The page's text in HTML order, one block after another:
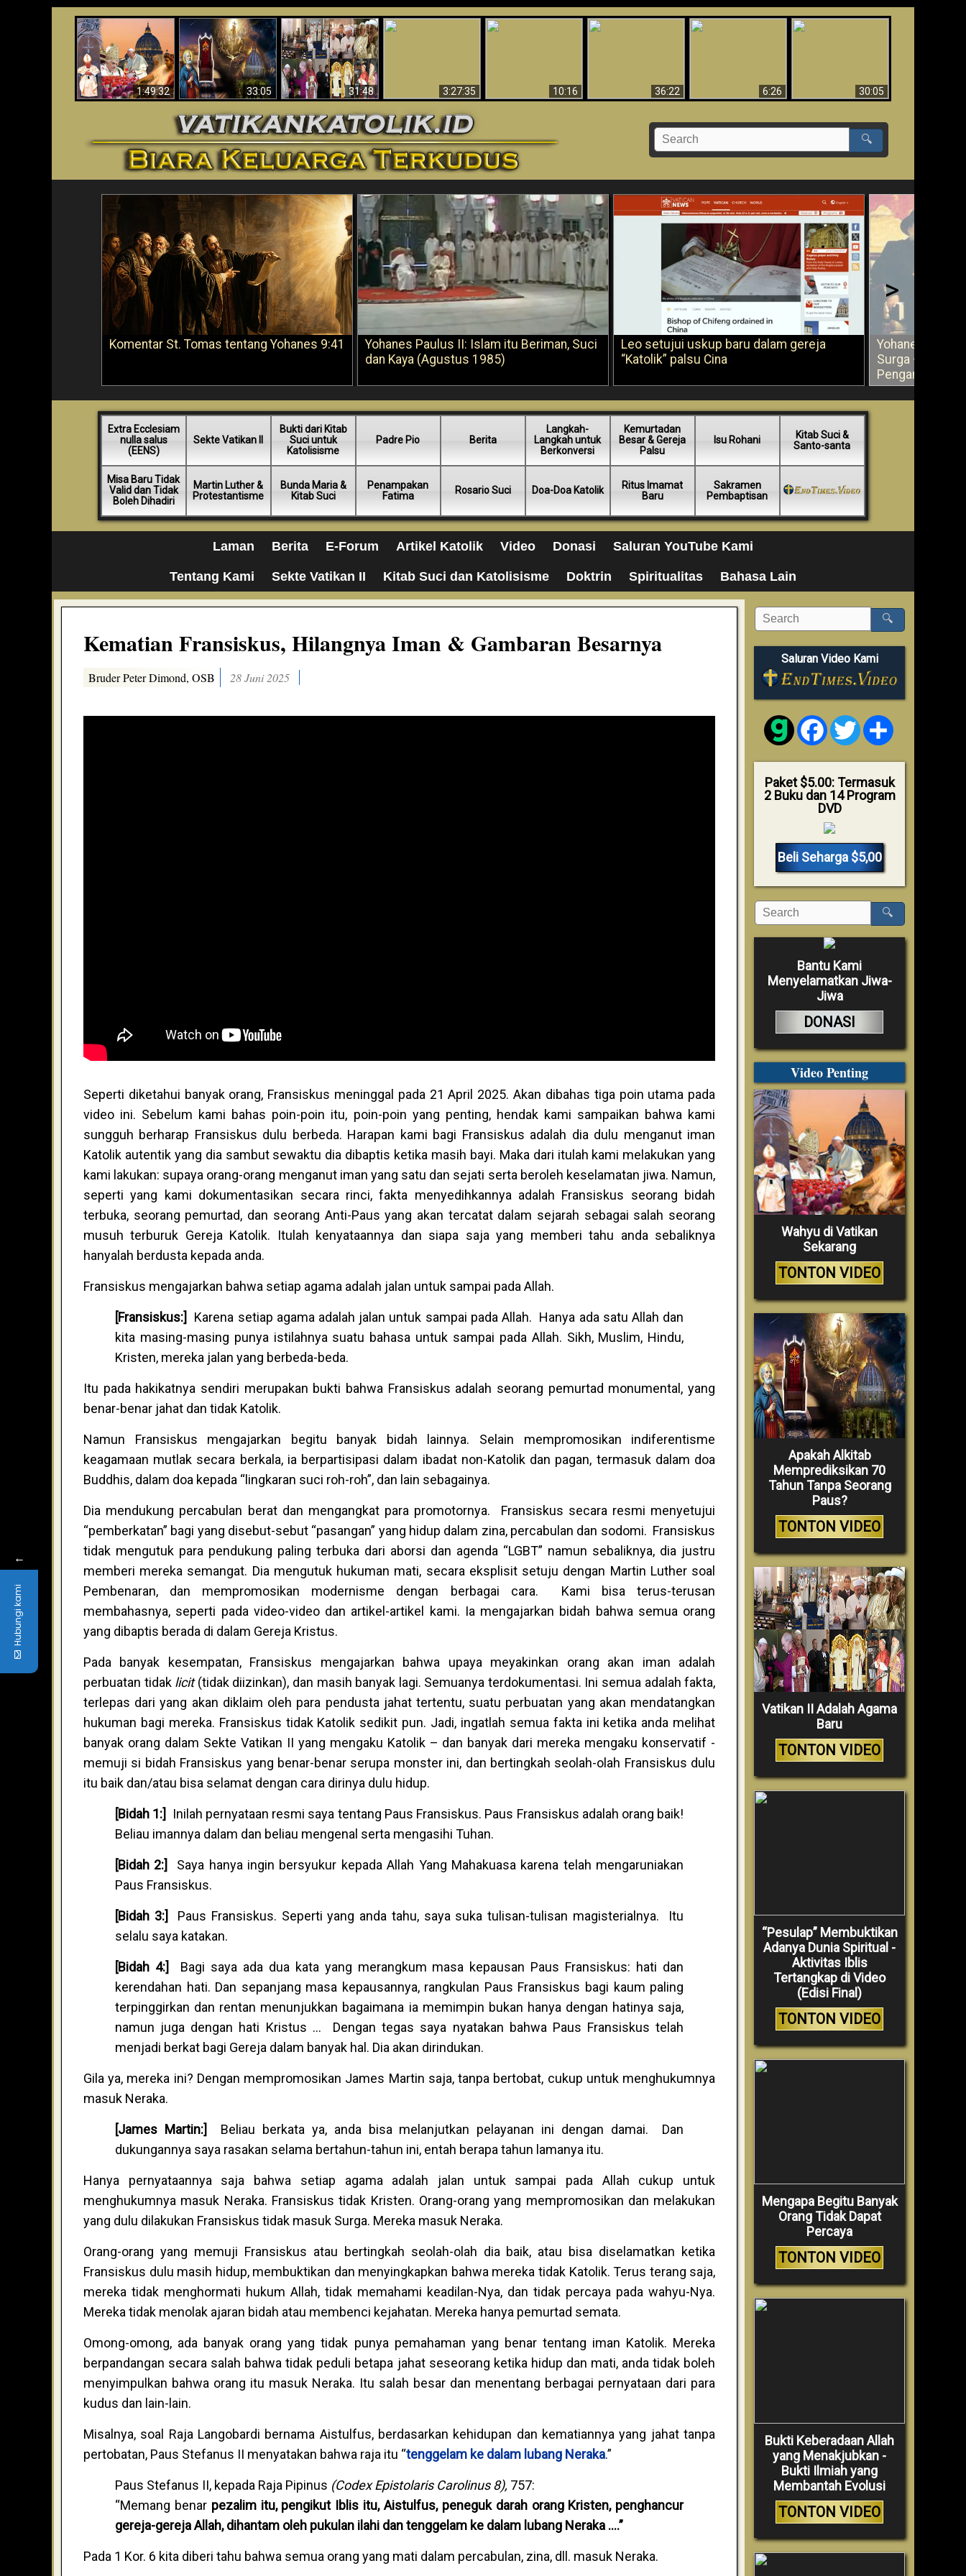
1:49:32
Wahyu di Vatikan
Sekarang
33:05
Apakah Alkitab
Memprediksikan 70
Tahun Tanpa
Seorang Paus?
31:48
Vatikan II Adalah
Agama Baru
3:27:35
Video (Edisi Final)
10:16
36:22
6:26
30:05
🔍
Komentar St. Tomas tentang Yohanes 9:41
Yohanes Paulus II: Islam itu Beriman, Suci
dan Kaya (Agustus 1985)
Leo setujui uskup baru dalam gereja
“Katolik” palsu Cina
Yohanes
Surga –
Pengampunan
>
Extra Ecclesiam
nulla salus
(EENS)
Sekte Vatikan II
Bukti dari Kitab
Suci untuk
Katolisisme
Padre Pio Berita
Langkah-
Langkah untuk
Berkonversi
Kemurtadan
Besar & Gereja
Palsu
Isu Rohani
Kitab Suci &
Santo-santa
Misa Baru Tidak
Valid dan Tidak
Boleh Dihadiri
Martin Luther &
Protestantisme
Bunda Maria &
Kitab Suci
Penampakan
Fatima
Rosario Suci Doa-Doa Katolik
Ritus Imamat
Baru
Sakramen
Pembaptisan
Laman Berita E-Forum Artikel Katolik Video Donasi Saluran YouTube Kami
Tentang Kami Sekte Vatikan II Kitab Suci dan Katolisisme Doktrin Spiritualitas Bahasa Lain
Kematian Fransiskus, Hilangnya Iman & Gambaran Besarnya
Bruder Peter Dimond, OSB 28 Juni 2025
Seperti diketahui banyak orang, Fransiskus meninggal pada 21 April 2025. Akan dibahas tiga poin utama pada
video ini. Sebelum kami bahas poin-poin itu, poin-poin yang penting, hendak kami sampaikan bahwa kami
sungguh berharap Fransiskus dulu berbeda. Harapan kami bagi Fransiskus adalah dia dulu menganut iman
Katolik autentik yang dia sambut sewaktu dia dibaptis ketika masih bayi. Maka dari itulah kami melakukan yang
kami lakukan: supaya orang-orang menganut iman yang satu dan sejati serta beroleh keselamatan jiwa. Namun,
seperti yang kami dokumentasikan secara rinci, fakta menyedihkannya adalah Fransiskus seorang bidah
terbuka, seorang pemurtad, dan seorang Anti-Paus yang akan tercatat dalam sejarah sebagai salah seorang
musuh terburuk Gereja Katolik. Itulah kenyataannya dan siapa saja yang memberi tahu anda sebaliknya
hanyalah berdusta kepada anda.
Fransiskus mengajarkan bahwa setiap agama adalah jalan untuk sampai pada Allah.
[Fransiskus:] Karena setiap agama adalah jalan untuk sampai pada Allah. Hanya ada satu Allah dan
kita masing-masing punya istilahnya suatu bahasa untuk sampai pada Allah. Sikh, Muslim, Hindu,
Kristen, mereka jalan yang berbeda-beda.
Itu pada hakikatnya sendiri merupakan bukti bahwa Fransiskus adalah seorang pemurtad monumental, yang
benar-benar jahat dan tidak Katolik.
Namun Fransiskus mengajarkan begitu banyak bidah lainnya. Selain mempromosikan indiferentisme
keagamaan mutlak secara berkala, ia berpartisipasi dalam ibadat non-Katolik dan pagan, termasuk dalam doa
Buddhis, dalam doa kepada “lingkaran suci roh-roh”, dan lain sebagainya.
Dia mendukung percabulan berat dan mengangkat para promotornya. Fransiskus secara resmi menyetujui
“pemberkatan” bagi yang disebut-sebut “pasangan” yang hidup dalam zina, percabulan dan sodomi. Fransiskus
tidak mengutuk para pendukung paling terbuka dari aborsi dan agenda “LGBT” namun sebaliknya, dia justru
memberi mereka semangat. Dia mengutuk hukuman mati, secara eksplisit setuju dengan Martin Luther soal
Pembenaran, dan mempromosikan modernisme dengan berbagai cara. Kami bisa terus-terusan
membahasnya, seperti pada video-video dan artikel-artikel kami. Ia mengajarkan bidah bahwa semua orang
yang dibaptis berada di dalam Gereja Kristus.
Pada banyak kesempatan, Fransiskus mengajarkan bahwa upaya meyakinkan orang akan iman adalah
perbuatan tidak licit(tidak diizinkan), dan masih banyak lagi. Semuanya terdokumentasi. Ini semua adalah fakta,
terlepas dari yang akan diklaim oleh para pendusta jahat tertentu, suatu perbuatan yang akan mendatangkan
hukuman bagi mereka. Fransiskus tidak Katolik sedikit pun. Jadi, ingatlah semua fakta ini ketika anda melihat
banyak orang dalam Sekte Vatikan II yang mengaku Katolik – dan banyak dari mereka mengaku konservatif -
memuji si bidah Fransiskus yang benar-benar serupa monster ini, dan bertingkah seolah-olah Fransiskus dulu
itu baik dan/atau bisa selamat dengan cara dirinya dulu hidup.
[Bidah 1:]
Inilah pernyataan resmi saya tentang Paus Fransiskus. Paus Fransiskus adalah orang baik!
Beliau imannya dalam dan beliau mengenal serta mengasihi Tuhan.
[Bidah 2:]
Saya hanya ingin bersyukur kepada Allah Yang Mahakuasa karena telah mengaruniakan
Paus Fransiskus.
[Bidah 3:]
Paus Fransiskus. Seperti yang anda tahu, saya suka tulisan-tulisan magisterialnya. Itu
selalu saya katakan.
[Bidah 4:]
Bagi saya ada dua kata yang merangkum masa kepausan Paus Fransiskus: hati dan
kerendahan hati. Dan sepanjang masa kepausannya, rangkulan Paus Fransiskus bagi kaum paling
terpinggirkan dan rentan menunjukkan bagaimana ia memimpin bukan hanya dengan hatinya saja,
namun juga dengan hati Kristus ... Dengan tegas saya nyatakan bahwa Paus Fransiskus telah
menjadi berkat bagi Gereja dalam banyak hal. Dia akan dirindukan.
Gila ya, mereka ini? Dengan mempromosikan James Martin saja, tanpa bertobat, cukup untuk menghukumnya
masuk Neraka.
[James Martin:]
Beliau berkata ya, anda bisa melanjutkan pelayanan ini dengan damai. Dan
dukungannya saya rasakan selama bertahun-tahun ini, entah berapa tahun lamanya itu.
Hanya pernyataannya saja bahwa setiap agama adalah jalan untuk sampai pada Allah cukup untuk
menghukumnya masuk Neraka. Fransiskus tidak Kristen. Orang-orang yang mempromosikan dan melakukan
yang dulu dilakukan Fransiskus tidak masuk Surga. Mereka masuk Neraka.
Orang-orang yang memuji Fransiskus atau bertingkah seolah-olah dia baik, atau bisa diselamatkan ketika
Fransiskus dulu masih hidup, membuktikan dan menyingkapkan bahwa mereka tidak Katolik. Terus terang saja,
mereka tidak menghormati hukum Allah, tidak memahami keadilan-Nya, dan tidak percaya pada wahyu-Nya.
Mereka tidak menolak ajaran bidah atau membenci kejahatan. Mereka hanya pemurtad semata.
Omong-omong, ada banyak orang yang tidak punya pemahaman yang benar tentang iman Katolik. Mereka
berpandangan secara salah bahwa tidak peduli betapa jahat seseorang ketika hidup dan mati, anda tidak boleh
menyimpulkan bahwa orang itu masuk Neraka. Itu salah besar dan menentang berbagai pernyataan dari para
kudus dan lain-lain.
Misalnya, soal Raja Langobardi bernama Aistulfus, berdasarkan kehidupan dan kematiannya yang jahat tanpa
pertobatan, Paus Stefanus II menyatakan bahwa raja itu “tenggelam ke dalam lubang Neraka.”
Paus Stefanus II, kepada Raja Pipinus (Codex Epistolaris Carolinus 8), 757:
“Memang benar pezalim itu, pengikut Iblis itu, Aistulfus, peneguk darah orang Kristen, penghancur
gereja-gereja Allah, dihantam oleh pukulan ilahi dan tenggelam ke dalam lubang Neraka ….”
Pada 1 Kor. 6 kita diberi tahu bahwa semua orang yang mati dalam percabulan, zina, dll. masuk Neraka.
🔍
Saluran Video Kami
FacebookTwitter
Paket $5.00: Termasuk
2 Buku dan 14 Program
DVD
Beli Seharga $5,00
🔍
Bantu Kami
Menyelamatkan Jiwa-
Jiwa
DONASI
Video Penting
Wahyu di Vatikan
Sekarang
TONTON VIDEO
Apakah Alkitab
Memprediksikan 70
Tahun Tanpa Seorang
Paus?
TONTON VIDEO
Vatikan II Adalah Agama
Baru
TONTON VIDEO
“Pesulap” Membuktikan
Adanya Dunia Spiritual -
Aktivitas Iblis
Tertangkap di Video
(Edisi Final)
TONTON VIDEO
Mengapa Begitu Banyak
Orang Tidak Dapat
Percaya
TONTON VIDEO
Bukti Keberadaan Allah
yang Menakjubkan -
Bukti Ilmiah yang
Membantah Evolusi
TONTON VIDEO
←
Hubungi kami